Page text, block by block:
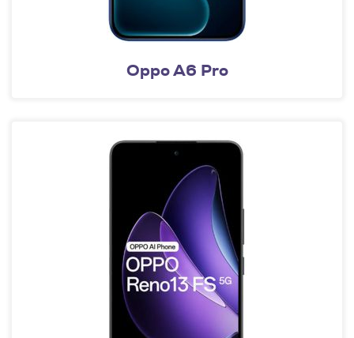
Oppo A6 Pro